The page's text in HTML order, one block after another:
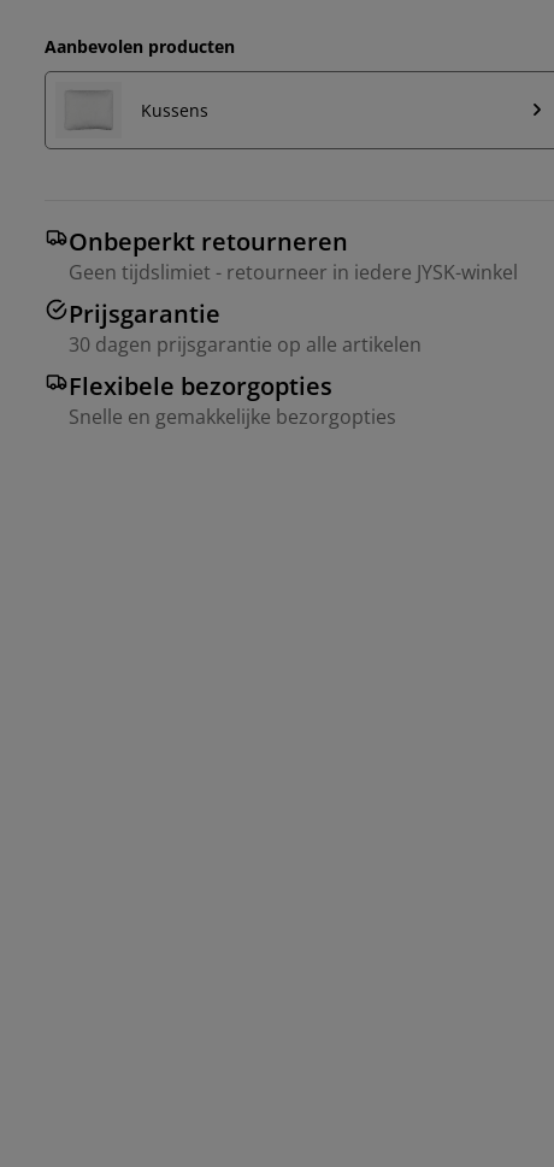
Aanbevolen producten
Kussens
Onbeperkt retourneren
Geen tijdslimiet - retourneer in iedere JYSK-winkel
Prijsgarantie
30 dagen prijsgarantie op alle artikelen
Flexibele bezorgopties
Snelle en gemakkelijke bezorgopties